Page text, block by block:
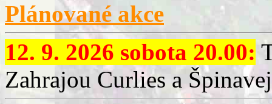
Plánované akce
12. 9. 2026 sobota 20.00:
Zahrajou Curlies a